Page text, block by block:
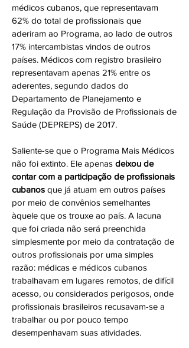
médicos cubanos, que representavam
62% do total de profissionais que
aderiram ao Programa, ao lado de outros
17% intercambistas vindos de outros
países. Médicos com registro brasileiro
representavam apenas 21% entre os
aderentes, segundo dados do
Departamento de Planejamento e
Regulação da Provisão de Profissionais de
Saúde (DEPREPS) de 2017.
Saliente-se que o Programa Mais Médicos
não foi extinto. Ele apenas deixou de
contar com a participação de profissionais
cubanos que já atuam em outros países
por meio de convênios semelhantes
àquele que os trouxe ao país. A lacuna
que foi criada não será preenchida
simplesmente por meio da contratação de
outros profissionais por uma simples
razão: médicas e médicos cubanos
trabalhavam em lugares remotos, de difícil
acesso, ou considerados perigosos, onde
profissionais brasileiros recusavam-se a
trabalhar ou por pouco tempo
desempenhavam suas atividades.